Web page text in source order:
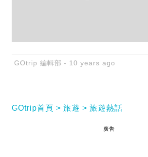
GOtrip 編輯部 10 years ago
GOtrip首頁 旅遊 旅遊熱話
廣告